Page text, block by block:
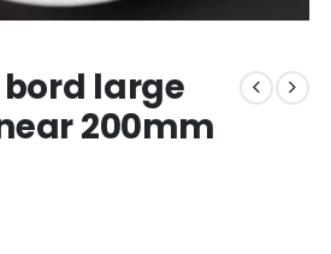
large
200mm